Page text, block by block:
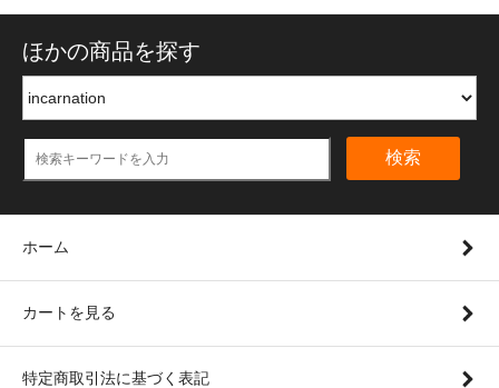
ほかの商品を探す
検索
ホーム
カートを見る
特定商取引法に基づく表記